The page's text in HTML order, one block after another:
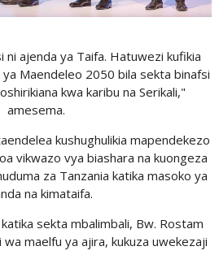
ni ajenda ya Taifa. Hatuwezi kufikia
Maendeleo 2050 bila sekta binafsi
kwa karibu na Serikali,"
amesema.
kushughulikia mapendekezo
vikwazo vya biashara na kuongeza
za Tanzania katika masoko ya
na kimataifa.
sekta mbalimbali, Bw. Rostam
wa maelfu ya ajira, kukuza uwekezaji